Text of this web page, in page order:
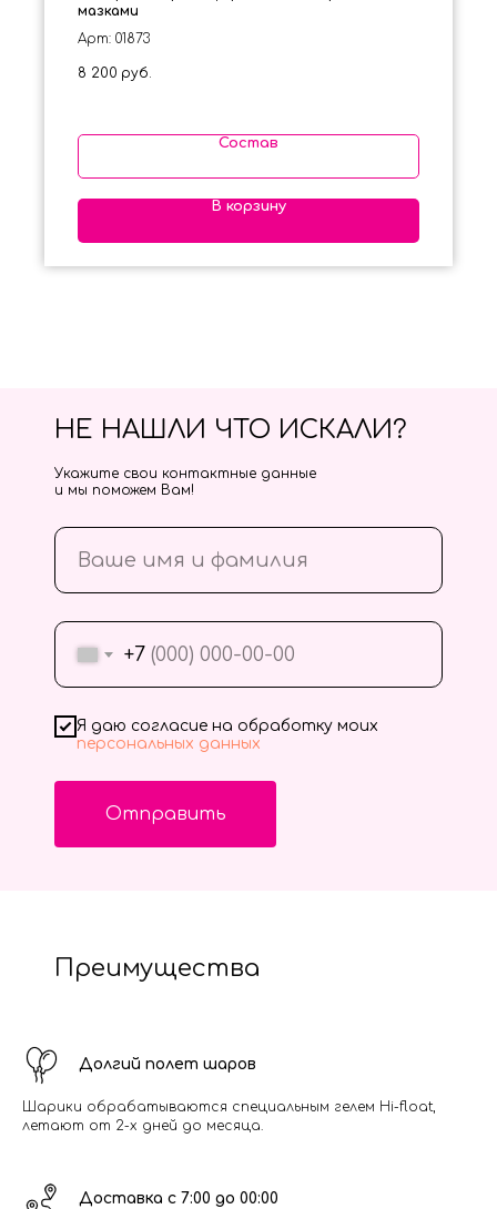
мазками
Арт: 01873
8 200 руб.
Состав
В корзину
+7
Я даю согласие на обработку моих
персональных данных
Отправить
НЕ НАШЛИ ЧТО ИСКАЛИ?
Укажите свои контактные данные
и мы поможем Вам!
Преимущества
Долгий полет шаров
Шарики обрабатываются специальным гелем Hi-float,
летают от 2-х дней до месяца.
Доставка с 7:00 до 00:00